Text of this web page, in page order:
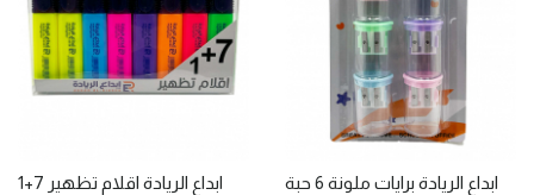
ابداع الريادة اقلام تظهير 7+1 ابداع الريادة برايات ملونة 6 حبة